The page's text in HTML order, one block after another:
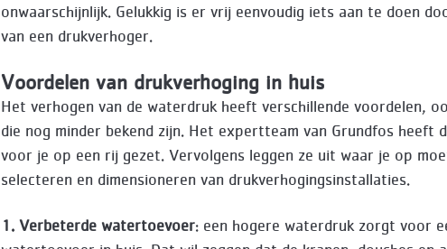
onwaarschijnlijk. Gelukkig is er vrij eenvoudig iets aan te doen
van een drukverhoger.
Voordelen van drukverhoging in huis
Het verhogen van de waterdruk heeft verschillende voordelen,
die nog minder bekend zijn. Het expertteam van Grundfos heeft
voor je op een rij gezet. Vervolgens leggen ze uit waar je op
selecteren en dimensioneren van drukverhogingsinstallaties.
1. Verbeterde watertoevoer: een hogere waterdruk zorgt voor